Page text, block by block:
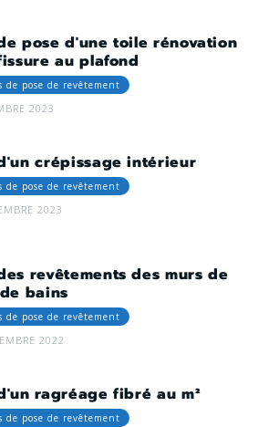
pose d'une toile rénovation
au plafond
de pose de revêtement
2023
crépissage intérieur
de pose de revêtement
2023
revêtements des murs de
bains
de pose de revêtement
2022
ragréage fibré au m²
de pose de revêtement